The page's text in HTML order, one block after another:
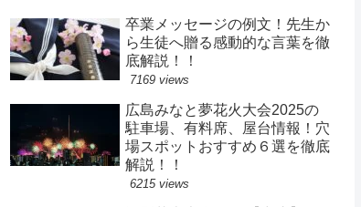
卒業メッセージの例文！先生か
ら生徒へ贈る感動的な言葉を徹
底解説！！
7169 views
広島みなと夢花火大会2025の
駐車場、有料席、屋台情報！穴
場スポットおすすめ６選を徹底
解説！！
6215 views